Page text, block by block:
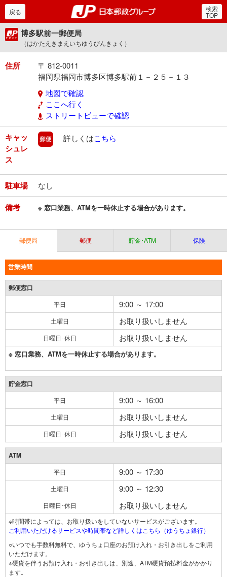
郵便局・日本郵政グルー
戻る 検索
TOP
博多駅前一郵便局
（はかたえきまえいちゆうびんきょく）
住所
〒 812-0011
福岡県福岡市博多区博多駅前１－２５－１３
地図で確認
ここへ行く
ストリートビューで確認
キャッ
シュレ
ス
郵便
詳しくはこちら
駐車場 なし
備考 ※ 窓口業務、ATMを一時休止する場合があります。
郵便局 郵便 貯金･ATM 保険
営業時間
郵便窓口
平日 9:00 ～ 17:00
土曜日 お取り扱いしません
日曜日･休日 お取り扱いしません
※ 窓口業務、ATMを一時休止する場合があります。
貯金窓口
平日 9:00 ～ 16:00
土曜日 お取り扱いしません
日曜日･休日 お取り扱いしません
ATM
平日 9:00 ～ 17:30
土曜日 9:00 ～ 12:30
日曜日･休日 お取り扱いしません
※時間帯によっては、お取り扱いをしていないサービスがございます。
ご利用いただけるサービスや時間帯など詳しくはこちら（ゆうちょ銀行）
○いつでも手数料無料で、ゆうちょ口座のお預け入れ・お引き出しをご利用
いただけます。
※硬貨を伴うお預け入れ・お引き出しは、別途、ATM硬貨預払料金がかかり
ます。